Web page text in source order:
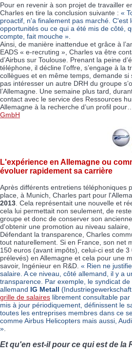
Pour en revenir à son projet de travailler
Charles en tire la conclusion suivante : «
proactif, n'a finalement pas marché. C'est
opportunités ou ce qui a été mis de côté,
compte, fait mouche »
Ainsi, de manière inattendue et grâce à
EADS « e-recruting », Charles va être
d’Airbus sur Toulouse. Prenant la peine
téléphone, il décline l’offre, s’engage à la
collègues et en même temps, demande si
pas intéresser un autre DRH du groupe
l’Allemagne. Une semaine plus tard,
contact avec le service des Ressources
Allemagne à la recherche d’un profil pour…
GmbH
L'expérience en Allemagne ou
évoluer rapidement sa carrière
Après différents entretiens téléphoniques
place, à Munich, Charles part pour
2013 . Cela représentait une nouvelle et
cela lui permettait non seulement, de
groupe et donc de conserver son
d'obtenir une promotion au niveau salaire,
Défendant la transparence, Charles
tout naturellement. Si en France, son net
150 euros (avant impôts), celui-ci est de
prélevés) en Allemagne et cela pour une
savoir, Ingénieur en R&D. « Rien ne
salaire. A ce niveau, côté allemand, il y a
transparence. Par exemple, le syndicat
allemand IG Metall
grille de salaires librement consultable
mis à jour périodiquement, définissent le
toutes les entreprises membres dans ce
comme Airbus Helicopters mais aussi,
»
Et qu'en est-il pour ce qui est de la